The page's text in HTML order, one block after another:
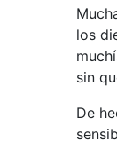
los
sin
De